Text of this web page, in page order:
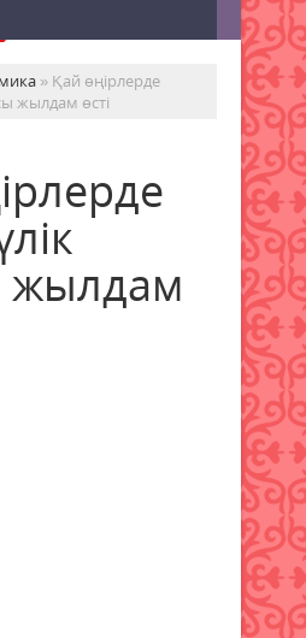
» Қай өңірлерде
жылдам өсті
жылдам